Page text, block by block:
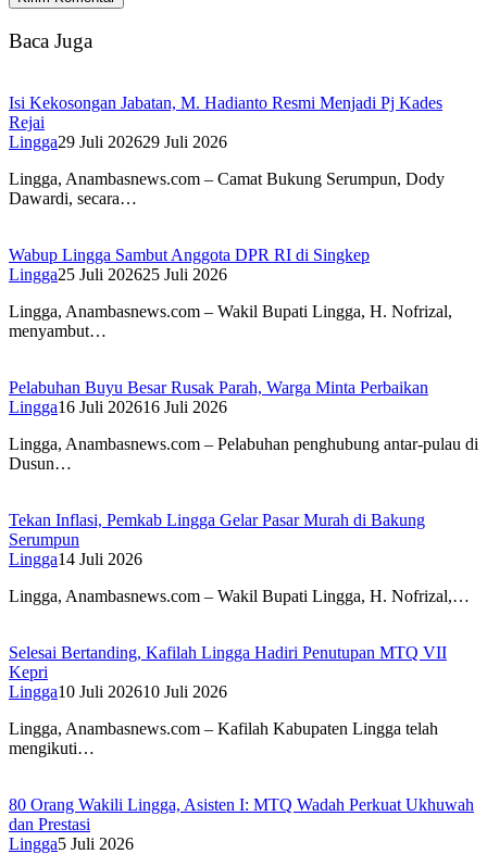
Baca Juga
Isi Kekosongan Jabatan, M. Hadianto Resmi Menjadi Pj Kades
Rejai
Lingga29 Juli 202629 Juli 2026
Lingga, Anambasnews.com – Camat Bukung Serumpun, Dody
Dawardi, secara…
Wabup Lingga Sambut Anggota DPR RI di Singkep
Lingga25 Juli 202625 Juli 2026
Lingga, Anambasnews.com – Wakil Bupati Lingga, H. Nofrizal,
menyambut…
Pelabuhan Buyu Besar Rusak Parah, Warga Minta Perbaikan
Lingga16 Juli 202616 Juli 2026
Lingga, Anambasnews.com – Pelabuhan penghubung antar-pulau di
Dusun…
Tekan Inflasi, Pemkab Lingga Gelar Pasar Murah di Bakung
Serumpun
Lingga14 Juli 2026
Lingga, Anambasnews.com – Wakil Bupati Lingga, H. Nofrizal,…
Selesai Bertanding, Kafilah Lingga Hadiri Penutupan MTQ VII
Kepri
Lingga10 Juli 202610 Juli 2026
Lingga, Anambasnews.com – Kafilah Kabupaten Lingga telah
mengikuti…
80 Orang Wakili Lingga, Asisten I: MTQ Wadah Perkuat Ukhuwah
dan Prestasi
Lingga5 Juli 2026